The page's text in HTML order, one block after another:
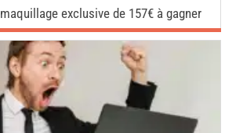
exclusive de 157€ à gagner